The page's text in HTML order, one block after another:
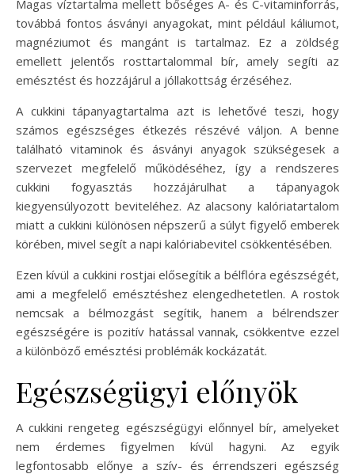
Magas víztartalma mellett bőséges A- és C-vitaminforrás,
továbbá fontos ásványi anyagokat, mint például káliumot,
magnéziumot és mangánt is tartalmaz. Ez a zöldség
emellett jelentős rosttartalommal bír, amely segíti az
emésztést és hozzájárul a jóllakottság érzéséhez.
A cukkini tápanyagtartalma azt is lehetővé teszi, hogy
számos egészséges étkezés részévé váljon. A benne
található vitaminok és ásványi anyagok szükségesek a
szervezet megfelelő működéséhez, így a rendszeres
cukkini fogyasztás hozzájárulhat a tápanyagok
kiegyensúlyozott beviteléhez. Az alacsony kalóriatartalom
miatt a cukkini különösen népszerű a súlyt figyelő emberek
körében, mivel segít a napi kalóriabevitel csökkentésében.
Ezen kívül a cukkini rostjai elősegítik a bélflóra egészségét,
ami a megfelelő emésztéshez elengedhetetlen. A rostok
nemcsak a bélmozgást segítik, hanem a bélrendszer
egészségére is pozitív hatással vannak, csökkentve ezzel
a különböző emésztési problémák kockázatát.
Egészségügyi előnyök
A cukkini rengeteg egészségügyi előnnyel bír, amelyeket
nem érdemes figyelmen kívül hagyni. Az egyik
legfontosabb előnye a szív- és érrendszeri egészség